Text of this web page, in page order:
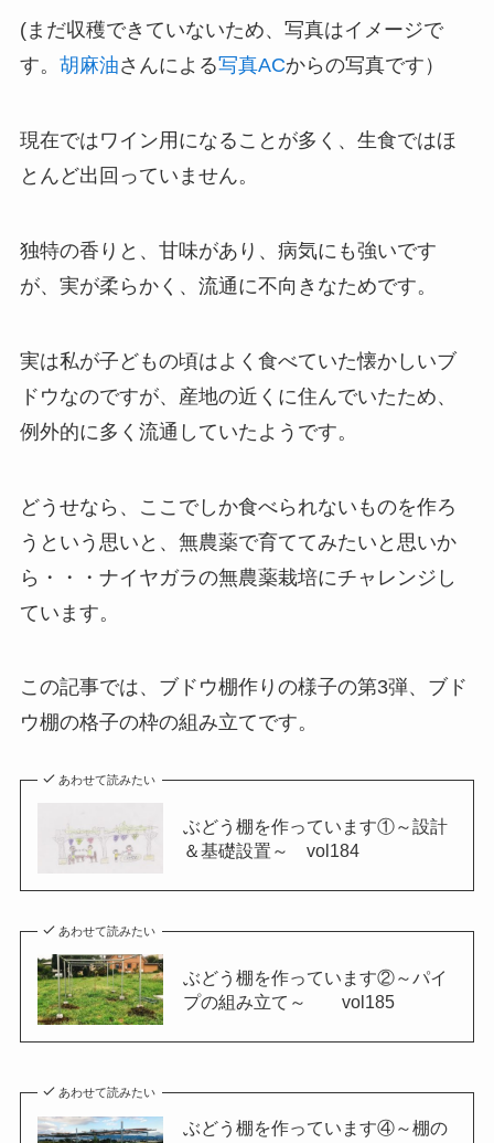
(まだ収穫できていないため、写真はイメージで
す。 胡麻油さんによる写真ACからの写真です）
現在ではワイン用になることが多く、生食ではほ
とんど出回っていません。
独特の香りと、甘味があり、病気にも強いです
が、実が柔らかく、流通に不向きなためです。
実は私が子どもの頃はよく食べていた懐かしいブ
ドウなのですが、産地の近くに住んでいたため、
例外的に多く流通していたようです。
どうせなら、ここでしか食べられないものを作ろ
うという思いと、無農薬で育ててみたいと思いか
ら・・・ナイヤガラの無農薬栽培にチャレンジし
ています。
この記事では、ブドウ棚作りの様子の第3弾、ブド
ウ棚の格子の枠の組み立てです。
あわせて読みたい
ぶどう棚を作っています①～設計
＆基礎設置～ vol184
あわせて読みたい
ぶどう棚を作っています②～パイ
プの組み立て～ vol185
あわせて読みたい
ぶどう棚を作っています④～棚の